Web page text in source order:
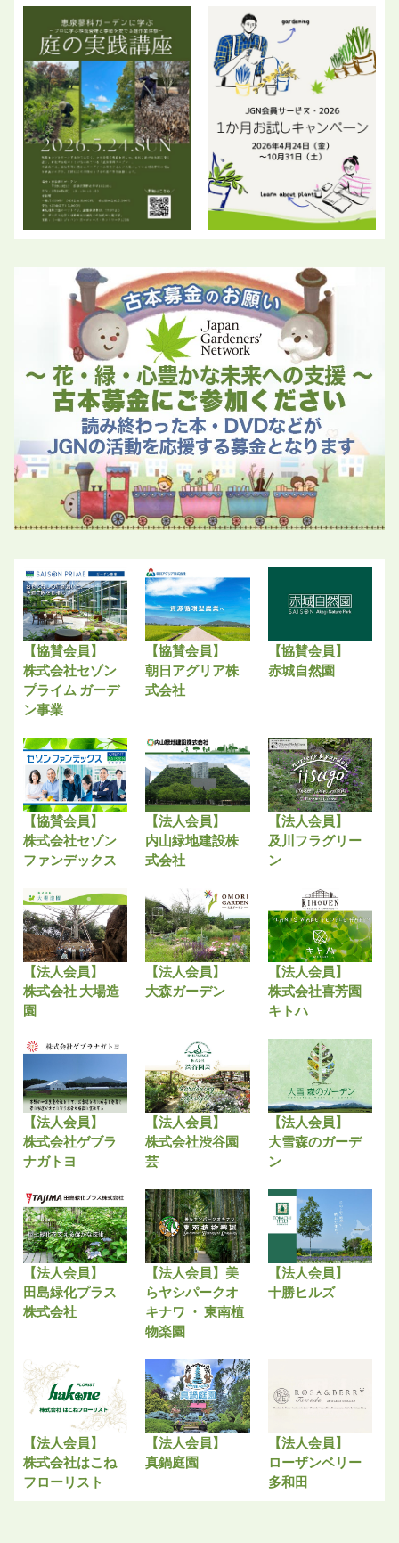
【協賛会員】
株式会社セゾン
プライム ガーデ
ン事業
【協賛会員】
朝日アグリア株
式会社
【協賛会員】
赤城自然園
【協賛会員】
株式会社セゾン
ファンデックス
【法人会員】
内山緑地建設株
式会社
【法人会員】
及川フラグリー
ン
【法人会員】
株式会社 大場造
園
【法人会員】
大森ガーデン
【法人会員】
株式会社喜芳園
キトハ
【法人会員】
株式会社ゲブラ
ナガトヨ
【法人会員】
株式会社渋谷園
芸
【法人会員】
大雪森のガーデ
ン
【法人会員】
田島緑化プラス
株式会社
【法人会員】美
らヤシパークオ
キナワ ・ 東南植
物楽園
【法人会員】
十勝ヒルズ
【法人会員】
株式会社はこね
フローリスト
【法人会員】
真鍋庭園
【法人会員】
ローザンベリー
多和田